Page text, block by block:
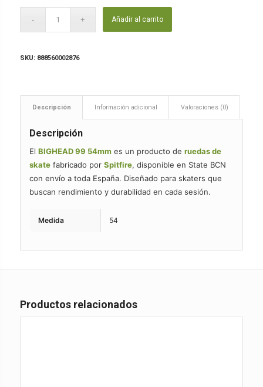
Añadir al carrito
SKU: 888560002876
Descripción Información adicional Valoraciones (0)
Descripción
El BIGHEAD 99 54mm es un producto de ruedas de
skatefabricado por Spitfire, disponible en State BCN
con envío a toda España. Diseñado para skaters que
buscan rendimiento y durabilidad en cada sesión.
Medida 54
Productos relacionados